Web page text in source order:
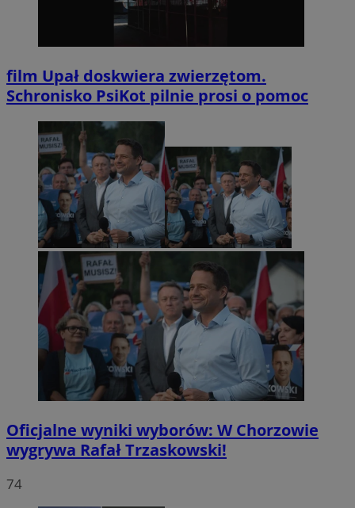
film Upał doskwiera zwierzętom.
Schronisko PsiKot pilnie prosi o pomoc
Oficjalne wyniki wyborów: W Chorzowie
wygrywa Rafał Trzaskowski!
74